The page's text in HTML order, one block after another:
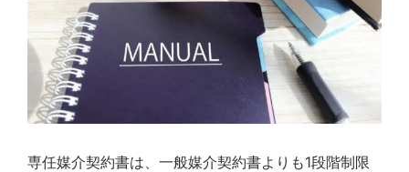
専任媒介契約書は、一般媒介契約書よりも1段階制限